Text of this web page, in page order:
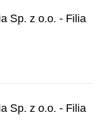
Sp. z o.o. - Filia
Sp. z o.o. - Filia